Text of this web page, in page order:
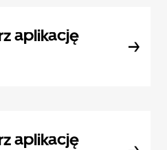
aplikację
aplikację